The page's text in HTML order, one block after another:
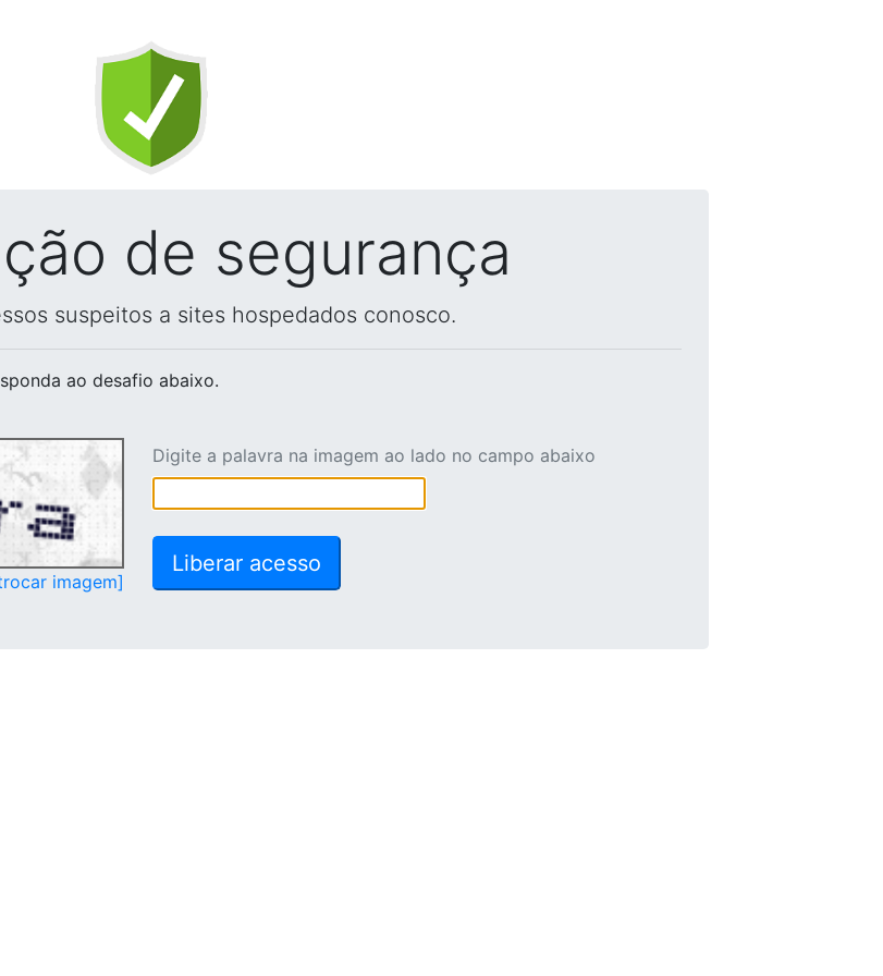
de segurança
suspeitos a sites hospedados conosco.
ao desafio abaixo.
imagem]
Digite a palavra na imagem ao lado no campo abaixo